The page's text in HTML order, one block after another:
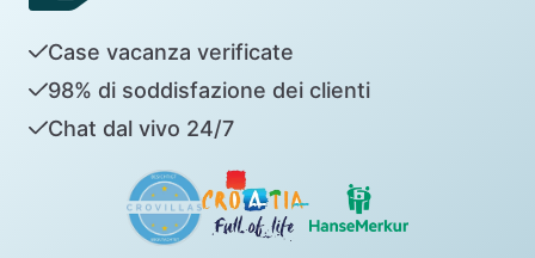
Case vacanza verificate
98% di soddisfazione dei clienti
Chat dal vivo 24/7